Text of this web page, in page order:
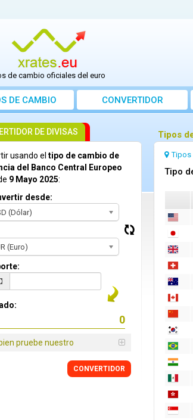
de cambio oficiales del euro
DE CAMBIO CONVERTIDOR
Tipos
Tipos
Tipo
DE DIVISAS
usando el tipo de cambio de
del Banco Central Europeo
9 Mayo 2025:
desde:
(Dólar)
(Euro)
pruebe nuestro
CONVERTIDOR